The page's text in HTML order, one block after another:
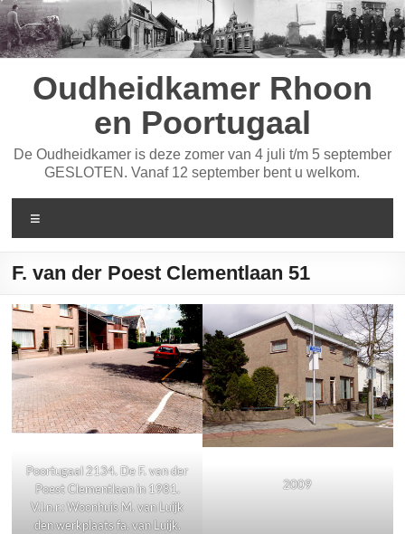
Ga
naar
de
inhoud
Oudheidkamer Rhoon
en Poortugaal
De Oudheidkamer is deze zomer van 4 juli t/m 5 september
GESLOTEN. Vanaf 12 september bent u welkom.
F. van der Poest Clementlaan 51
Poortugaal 2134. De F. van der
Poest Clementlaan in 1981.
V.l.n.r.: Woonhuis M. van Luijk
den werkplaats fa. van Luijk.
2009